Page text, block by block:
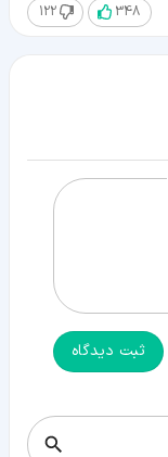
348
122
ثبت دیدگاه